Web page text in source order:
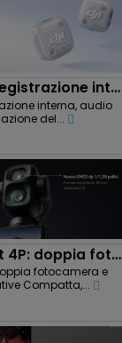
DJI Mic Mini 2S: registrazione interna e...
interna, audio
del...
DJI Osmo Pocket 4P: doppia fotocamera e riprese...
fotocamera e
Compatta,...